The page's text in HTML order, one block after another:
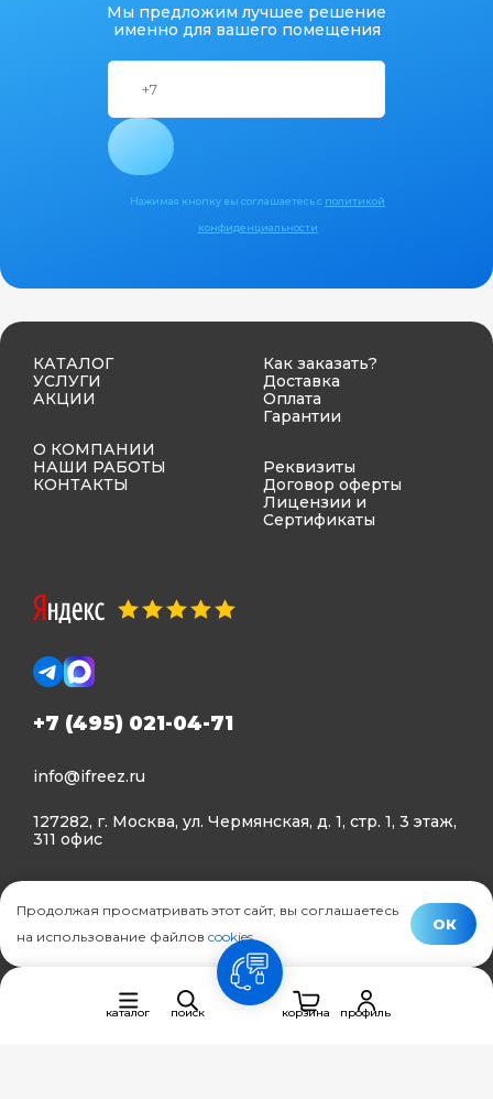
Мы предложим лучшее решение
именно для вашего помещения
Нажимая кнопку вы соглашаетесь с политикой
конфиденциальности
КАТАЛОГ
УСЛУГИ
АКЦИИ
О КОМПАНИИ
НАШИ РАБОТЫ
КОНТАКТЫ
Как заказать?
Доставка
Оплата
Гарантии
Реквизиты
Договор оферты
Лицензии и
Сертификаты
+7 (495) 021-04-71
info@ifreez.ru
127282, г. Москва, ул. Чермянская, д. 1, стр. 1, 3 этаж,
311 офис
Политика конфиденциальности
© Ifreez - продажа и установка климатической техники,
каталог поиск
связь
корзина
профиль
Продолжая просматривать этот сайт, вы соглашаетесь
на использование файлов cookies.
ОК